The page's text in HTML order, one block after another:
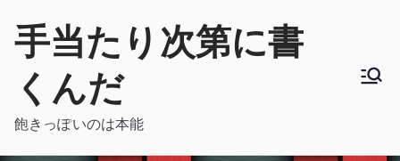
手当たり次第に書
くんだ
飽きっぽいのは本能